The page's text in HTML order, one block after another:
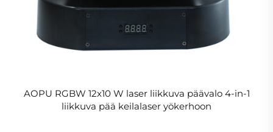
AOPU RGBW 12x10 W laser liikkuva päävalo 4-in-1
liikkuva pää keilalaser yökerhoon